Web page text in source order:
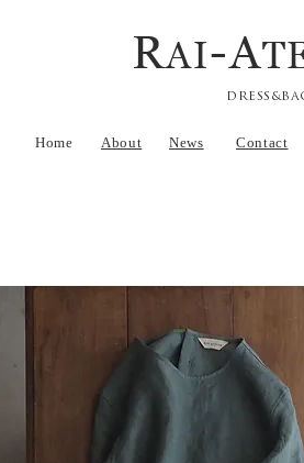
RAI-A
Home About News Contact